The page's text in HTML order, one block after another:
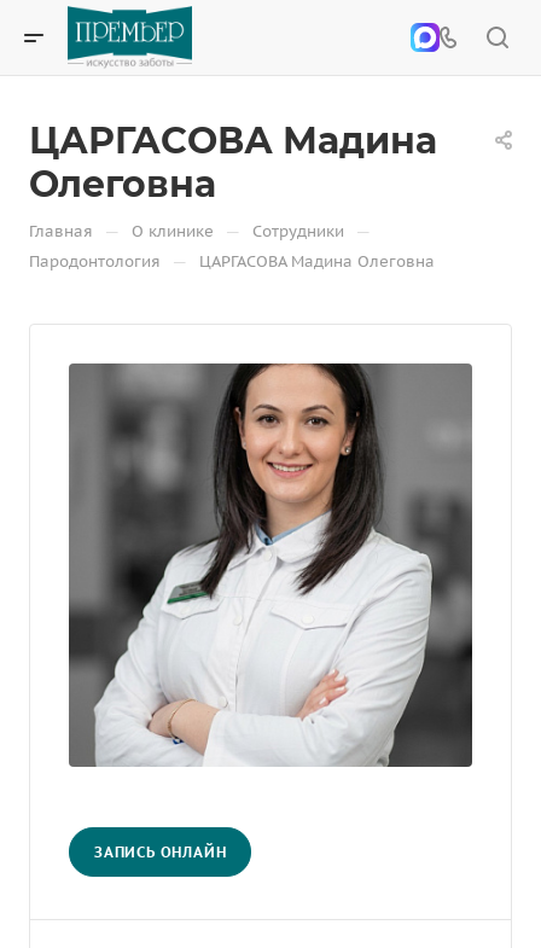
ЦАРГАСОВА Мадина
Олеговна
Главная — О клинике — Сотрудники —
Пародонтология — ЦАРГАСОВА Мадина Олеговна
ЗАПИСЬ ОНЛАЙН